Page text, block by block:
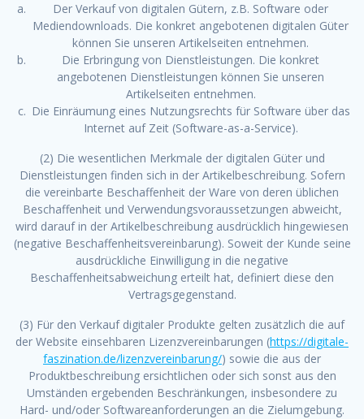
Der Verkauf von digitalen Gütern, z.B. Software oder
Mediendownloads. Die konkret angebotenen digitalen Güter
können Sie unseren Artikelseiten entnehmen.
Die Erbringung von Dienstleistungen. Die konkret
angebotenen Dienstleistungen können Sie unseren
Artikelseiten entnehmen.
Die Einräumung eines Nutzungsrechts für Software über das
Internet auf Zeit (Software-as-a-Service).
(2) Die wesentlichen Merkmale der digitalen Güter und
Dienstleistungen finden sich in der Artikelbeschreibung. Sofern
die vereinbarte Beschaffenheit der Ware von deren üblichen
Beschaffenheit und Verwendungsvoraussetzungen abweicht,
wird darauf in der Artikelbeschreibung ausdrücklich hingewiesen
(negative Beschaffenheitsvereinbarung). Soweit der Kunde seine
ausdrückliche Einwilligung in die negative
Beschaffenheitsabweichung erteilt hat, definiert diese den
Vertragsgegenstand.
(3) Für den Verkauf digitaler Produkte gelten zusätzlich die auf
der Website einsehbaren Lizenzvereinbarungen (https://digitale-
faszination.de/lizenzvereinbarung/) sowie die aus der
Produktbeschreibung ersichtlichen oder sich sonst aus den
Umständen ergebenden Beschränkungen, insbesondere zu
Hard- und/oder Softwareanforderungen an die Zielumgebung.